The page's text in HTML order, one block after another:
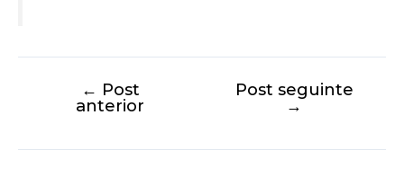
← Post
anterior
Post seguinte
→